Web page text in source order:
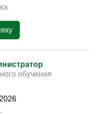
обучения
2026